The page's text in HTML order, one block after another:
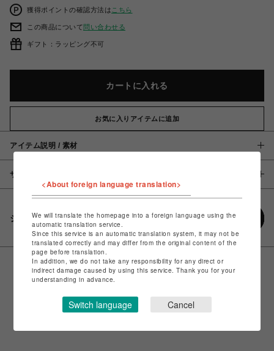
獲得ポイントの確認方法は こちら
この商品について問い合わせる
ギフト：ラッピング不可
カートに入れる
お気に入りアイテムに追加
アイテム説明 / 素材
サイズ
シェアする
<About foreign language translation>
We will translate the homepage into a foreign language using the
automatic translation service.
Since this service is an automatic translation system, it may not be
translated correctly and may differ from the original content of the
page before translation.
In addition, we do not take any responsibility for any direct or
indirect damage caused by using this service. Thank you for your
understanding in advance.
Switch language Cancel